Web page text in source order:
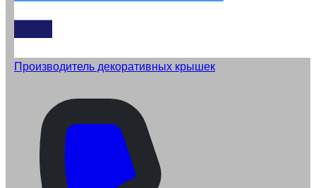
Производитель декоративных крышек